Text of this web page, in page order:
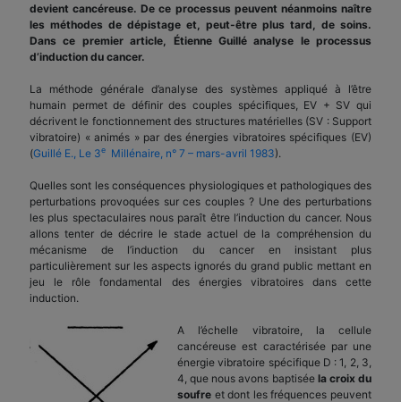
devient cancéreuse. De ce processus peuvent néanmoins naître
les méthodes de dépistage et, peut-être plus tard, de soins.
Dans ce premier article, Étienne Guillé analyse le processus
d’induction du cancer.
La méthode générale d’analyse des systèmes appliqué à l’être
humain permet de définir des couples spécifiques, EV + SV qui
décrivent le fonctionnement des structures matérielles (SV : Support
vibratoire) « animés » par des énergies vibratoires spécifiques (EV)
(Guillé E., Le 3e Millénaire, n° 7 – mars-avril 1983).
Quelles sont les conséquences physiologiques et pathologiques des
perturbations provoquées sur ces couples ? Une des perturbations
les plus spectaculaires nous paraît être l’induction du cancer. Nous
allons tenter de décrire le stade actuel de la compréhension du
mécanisme de l’induction du cancer en insistant plus
particulièrement sur les aspects ignorés du grand public mettant en
jeu le rôle fondamental des énergies vibratoires dans cette
induction.
A l’échelle vibratoire, la cellule
cancéreuse est caractérisée par une
énergie vibratoire spécifique D : 1, 2, 3,
4, que nous avons baptisée la croix du
soufre et dont les fréquences peuvent